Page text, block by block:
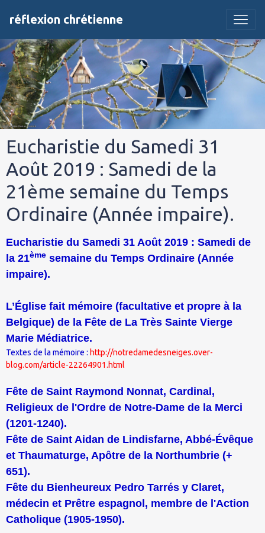
réflexion chrétienne
Eucharistie du Samedi 31
Août 2019 : Samedi de la
21ème semaine du Temps
Ordinaire (Année impaire).
Eucharistie du Samedi 31 Août 2019 : Samedi de
la 21ème semaine du Temps Ordinaire (Année
impaire).
L’Église fait mémoire (facultative et propre à la
Belgique) de la Fête de La Très Sainte Vierge
Marie Médiatrice.
Textes de la mémoire : http://notredamedesneiges.over-
blog.com/article-22264901.html
Fête de Saint Raymond Nonnat, Cardinal,
Religieux de l'Ordre de Notre-Dame de la Merci
(1201-1240).
Fête de Saint Aidan de Lindisfarne, Abbé-Évêque
et Thaumaturge, Apôtre de la Northumbrie (+
651).
Fête du Bienheureux Pedro Tarrés y Claret,
médecin et Prêtre espagnol, membre de l'Action
Catholique (1905-1950).